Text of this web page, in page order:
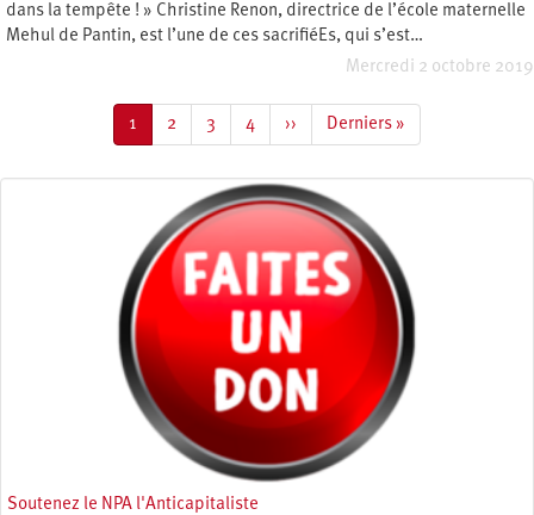
dans la tempête ! » Christine Renon, directrice de l’école maternelle
Mehul de Pantin, est l’une de ces sacrifiéEs, qui s’est…
Mercredi 2 octobre 2019
Page
courante
1 Page
2 Page
3 Page
4
Page
suivante
››
Dernière
page
Derniers »
Soutenez le NPA l'Anticapitaliste